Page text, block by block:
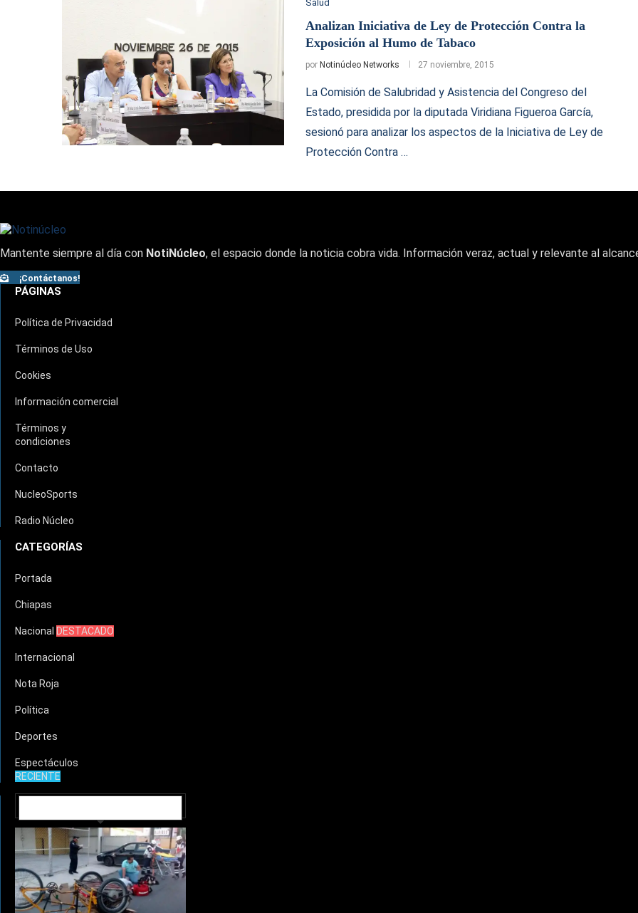
Salud
Analizan Iniciativa de Ley de Protección Contra la
Exposición al Humo de Tabaco
por Notinúcleo Networks 27 noviembre, 2015
La Comisión de Salubridad y Asistencia del Congreso del
Estado, presidida por la diputada Viridiana Figueroa García,
sesionó para analizar los aspectos de la Iniciativa de Ley de
Protección Contra …
Mantente siempre al día con NotiNúcleo, el espacio donde la noticia cobra vida. Información veraz, actual y relevante al
¡Contáctanos!
PÁGINAS
Política de Privacidad
Términos de Uso
Cookies
Información comercial
Términos y
condiciones
Contacto
NucleoSports
Radio Núcleo
CATEGORÍAS
Portada
Chiapas
Nacional DESTACADO
Internacional
Nota Roja
Política
Deportes
Espectáculos
RECIENTE